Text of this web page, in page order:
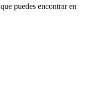
puedes encontrar en